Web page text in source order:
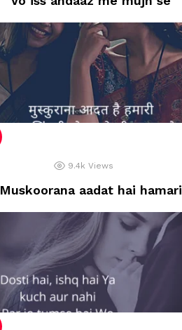
9.4k Views
Muskoorana aadat hai hamari